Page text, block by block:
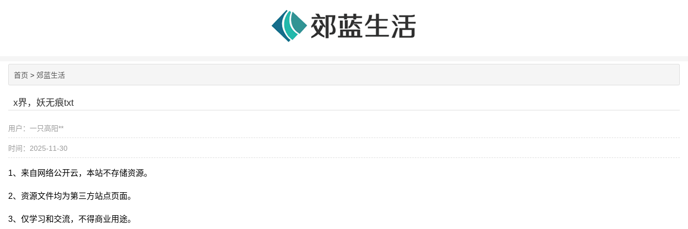
首页 > 郊蓝生活
x界，妖无痕txt
用户：一只高阳**
时间：2025-11-30
1、来自网络公开云，本站不存储资源。
2、资源文件均为第三方站点页面。
3、仅学习和交流，不得商业用途。